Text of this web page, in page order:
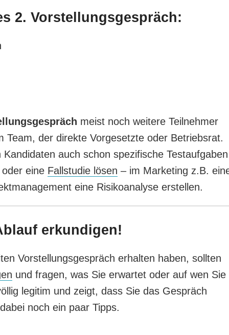
2. Vorstellungsgespräch:
meist noch weitere Teilnehmer
Team, der direkte Vorgesetzte oder Betriebsrat.
auch schon spezifische Testaufgaben
eine Fallstudie lösen – im Marketing z.B.
eine Risikoanalyse erstellen.
erkundigen!
Vorstellungsgespräch erhalten haben, sollten
und fragen, was Sie erwartet oder auf wen Sie
legitim und zeigt, dass Sie das Gespräch
noch ein paar Tipps.